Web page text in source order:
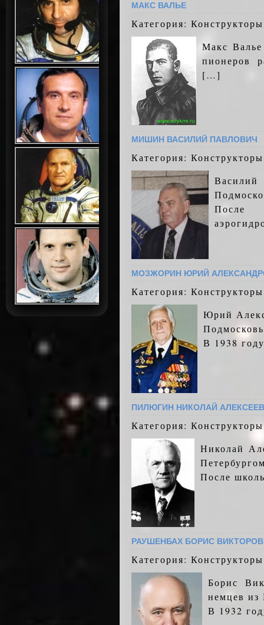
МАКС ВАЛЬЕ
Категория: Конструкторы
Макс
пионеров
[…]
МИШИН ВАСИЛИЙ ПАВЛОВИЧ
Категория: Конструкторы
После
МОЗЖОРИН ЮРИЙ
Категория: Конструкторы
Юрий
В 1938
ПИЛЮГИН НИКОЛАЙ
Категория: Конструкторы
Николай
После
РАУШЕНБАХ БОРИС
Категория: Конструкторы
Борис
немцев из
В 1932